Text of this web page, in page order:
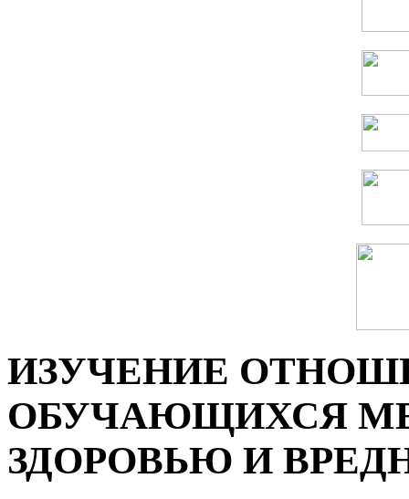
ИЗУЧЕНИЕ
ОБУЧАЮЩИХСЯ
ЗДОРОВЬЮ И